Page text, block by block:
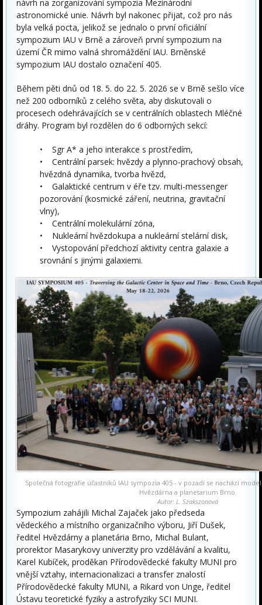
návrh na zorganizování sympozia Mezinárodní
astronomické unie. Návrh byl nakonec přijat, což pro nás
byla velká pocta, jelikož se jednalo o první oficiální
sympozium IAU v Brně a zároveň první sympozium na
území ČR mimo valná shromáždění IAU. Brněnské
sympozium IAU dostalo označení 405.
Během pěti dnů od 18. 5. do 22. 5. 2026 se v Brně sešlo více
než 200 odborníků z celého světa, aby diskutovali o
procesech odehrávajících se v centrálních oblastech Mléčné
dráhy. Program byl rozdělen do 6 odborných sekcí:
• Sgr A* a jeho interakce s prostředím,
• Centrální parsek: hvězdy a plynno-prachový obsah,
hvězdná dynamika, tvorba hvězd,
• Galaktické centrum v éře tzv. multi-messenger
pozorování (kosmické záření, neutrina, gravitační
vlny),
• Centrální molekulární zóna,
• Nukleární hvězdokupa a nukleární stelární disk,
• Vystopování předchozí aktivity centra galaxie a
srovnání s jinými galaxiemi.
Společná fotografie účastníků IAU sympozia 405 - v pozadí se nachází
Hvězdárna a planetarium Brno.
Autor: L. Szakszonová
Sympozium zahájili Michal Zajaček jako předseda
vědeckého a místního organizačního výboru, Jiří Dušek,
ředitel Hvězdárny a planetária Brno, Michal Bulant,
prorektor Masarykovy univerzity pro vzdělávání a kvalitu,
Karel Kubíček, proděkan Přírodovědecké fakulty MUNI pro
vnější vztahy, internacionalizaci a transfer znalostí
Přírodovědecké fakulty MUNI, a Rikard von Unge, ředitel
Ústavu teoretické fyziky a astrofyziky SCI MUNI.